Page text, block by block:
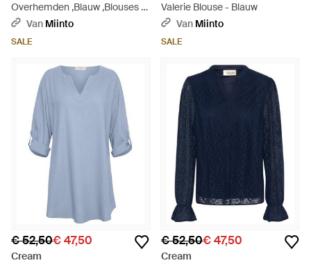
Overhemden ,Blauw ,Blouses -
Blauw
Van Miinto
SALE
Valerie Blouse - Blauw
Van Miinto
SALE
€ 52,50€ 47,50
Cream
€ 52,50€ 47,50
Cream